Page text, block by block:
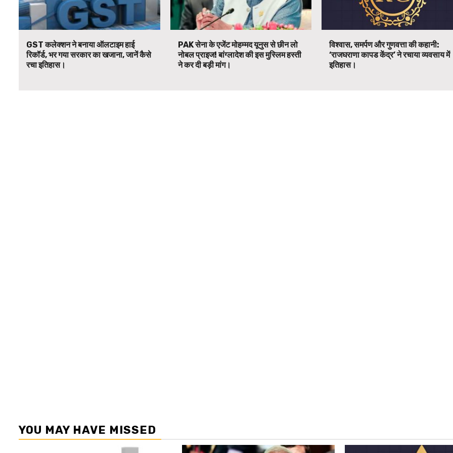
GST कलेक्शन ने बनाया ऑलटाइम हाई
रिकॉर्ड, भर गया सरकार का खजाना, जानें कैसे
रचा इतिहास।
PAK सेना के एजेंट मोहम्मद यूनुस से छीन लो
नोबल प्राइज! बांग्लादेश की इस मुस्लिम हस्ती
ने कर दी बड़ी मांग।
विश्वास, समर्पण और गुणवत्ता की कहानी:
‘राजघराणा कापड केंद्र’ ने रचाया व्यवसाय में
इतिहास।
YOU MAY HAVE MISSED